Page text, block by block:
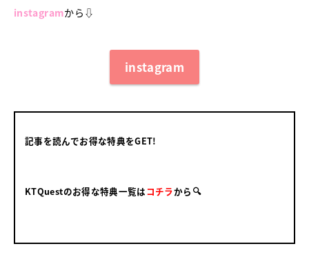
instagramから⇩
instagram
記事を読んでお得な特典をGET!
KTQuestのお得な特典一覧はコチラから🔍